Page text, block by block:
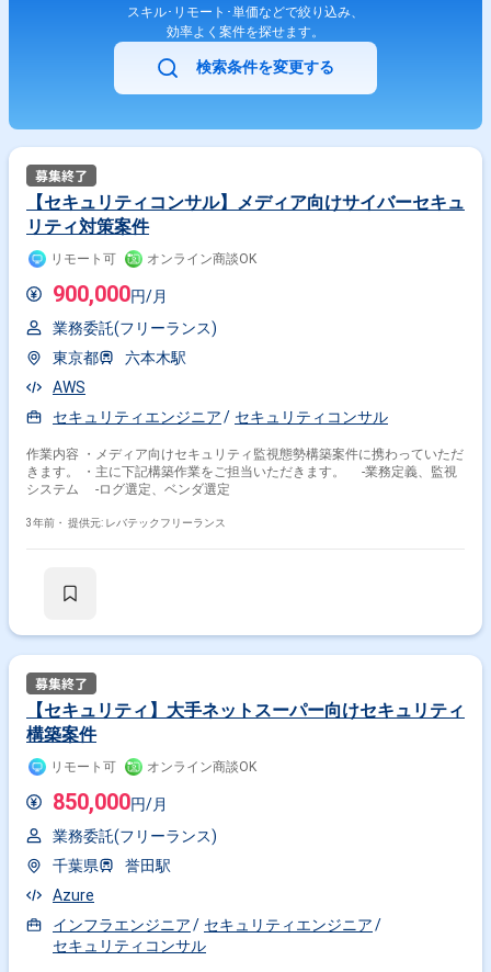
スキル･リモート･単価などで絞り込み、
効率よく案件を探せます。
検索条件を変更する
【セキュリティコンサル】メディア向けサイバーセキュ
リティ対策案件
リモート可 オンライン商談OK
900,000円/月
業務委託(フリーランス)
東京都
六本木駅
AWS
セキュリティエンジニア
セキュリティコンサル
作業内容 ・メディア向けセキュリティ監視態勢構築案件に携わっていただ
きます。 ・主に下記構築作業をご担当いただきます。 -業務定義、監視
システム -ログ選定、ベンダ選定
3年前・ 提供元: レバテックフリーランス
【セキュリティ】大手ネットスーパー向けセキュリティ
構築案件
リモート可 オンライン商談OK
850,000円/月
業務委託(フリーランス)
千葉県
誉田駅
Azure
インフラエンジニア
セキュリティエンジニア
セキュリティコンサル